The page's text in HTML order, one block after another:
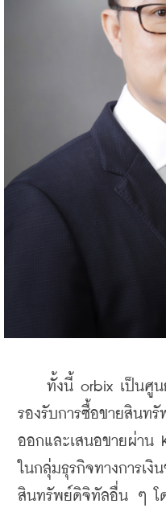
ทั้งนี้ orbix เป็นศูน
รองรับการซื้อขายสินท
ออกและเสนอขายผ่าน
ในกลุ่มธุรกิจทางการเ
สินทรัพย์ดิจิทัลอื่น ๆ โด